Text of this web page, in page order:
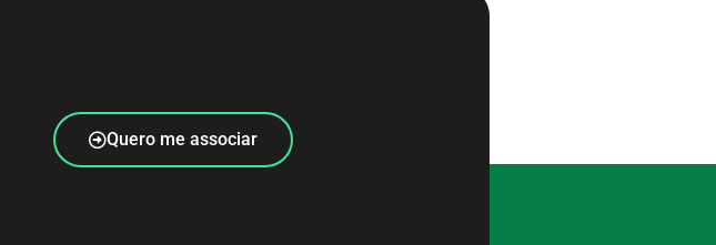
Quero me associar